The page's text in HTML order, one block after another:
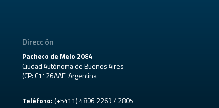
Dirección
Pacheco de Melo 2084
Ciudad Autónoma de Buenos Aires
(CP: C1126AAF) Argentina
Teléfono:(+5411) 4806 2269 / 2805